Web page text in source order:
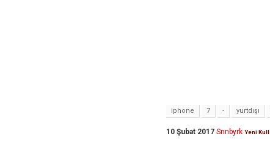
iphone 7 - yurtdışı
10 Şubat 2017 Snnbyrk Yeni